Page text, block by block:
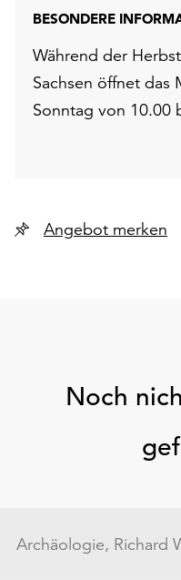
BESONDERE
Während der
Sachsen öffnet das
Sonntag von 10.00
Angebot merken
Noch